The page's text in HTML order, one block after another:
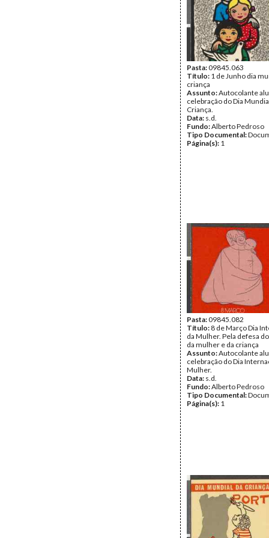
Pasta:09845.063
Título: 1 de Junho dia
criança
Assunto:Autocolante
celebração do Dia
Criança.
Data: s.d.
Fundo:Alberto Pedroso
Tipo Documental:
Página(s): 1
Pasta:09845.082
Título: 8 de Março Dia
da Mulher. Pela defesa
da mulher e da criança
Assunto:Autocolante
celebração do Dia
Mulher.
Data: s.d.
Fundo:Alberto Pedroso
Tipo Documental:
Página(s): 1